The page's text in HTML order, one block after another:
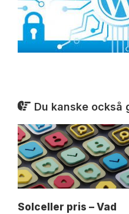
Du kanske också
Solceller pris – Vad